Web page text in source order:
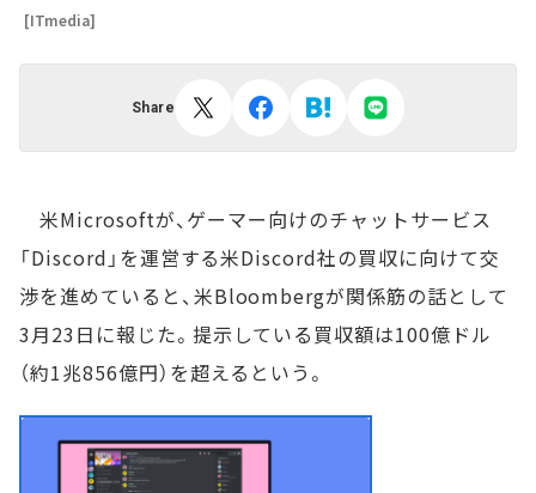
[ITmedia]
Share
米Microsoftが、ゲーマー向けのチャットサービス
「Discord」を運営する米Discord社の買収に向けて交
渉を進めていると、米Bloombergが関係筋の話として
3月23日に報じた。提示している買収額は100億ドル
（約1兆856億円）を超えるという。